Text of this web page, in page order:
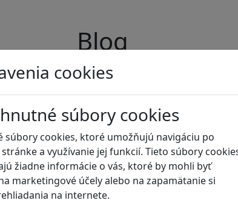
cookies
súbory cookies
súbory cookies, ktoré umožňujú navigáciu po
a využívanie jej funkcií. Tieto súbory
žiadne informácie o vás, ktoré by mohli byť
marketingové účely alebo na zapamätanie si
na internete.
Blog